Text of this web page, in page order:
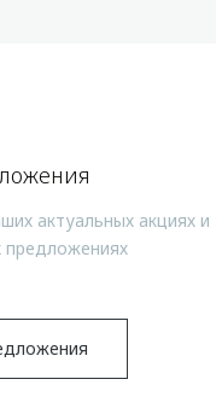
актуальных акциях и
предложениях